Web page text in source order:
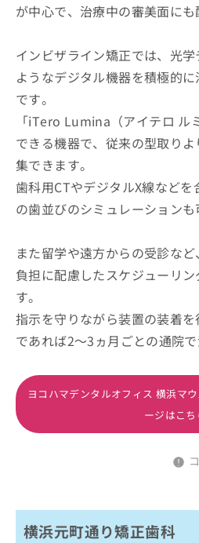
が中心で、治療中の審美面にも
インビザライン矯正では、光
ようなデジタル機器を積極的
です。
「iTero Lumina（アイテロ ル
できる機器で、従来の型取り
集できます。
歯科用CTやデジタルX線など
の歯並びのシミュレーションも
また留学や遠方からの受診な
負担に配慮したスケジューリ
す。
指示を守りながら装置の装着
であれば2～3ヵ月ごとの通院で
ヨコハマデンタルオフィス 横浜マ
ージはこち
横浜元町通り矯正歯科